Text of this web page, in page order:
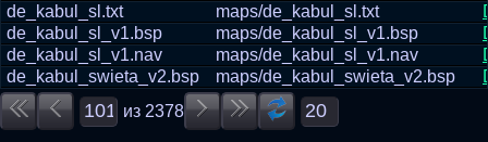
de_kabul_sl.txt
maps/de_kabul_sl.txt
de_kabul_sl_v1.bsp
maps/de_kabul_sl_v1.bsp
de_kabul_sl_v1.nav
maps/de_kabul_sl_v1.nav
de_kabul_swieta_v2.bsp
maps/de_kabul_swieta_v2.bsp
из 2378